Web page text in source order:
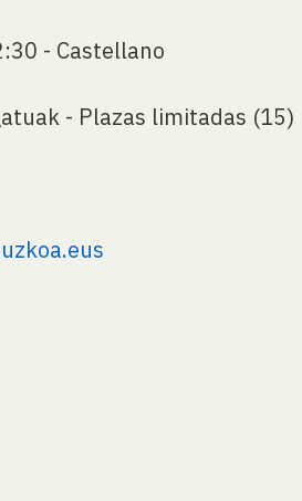
- Castellano
- Plazas limitadas (15)